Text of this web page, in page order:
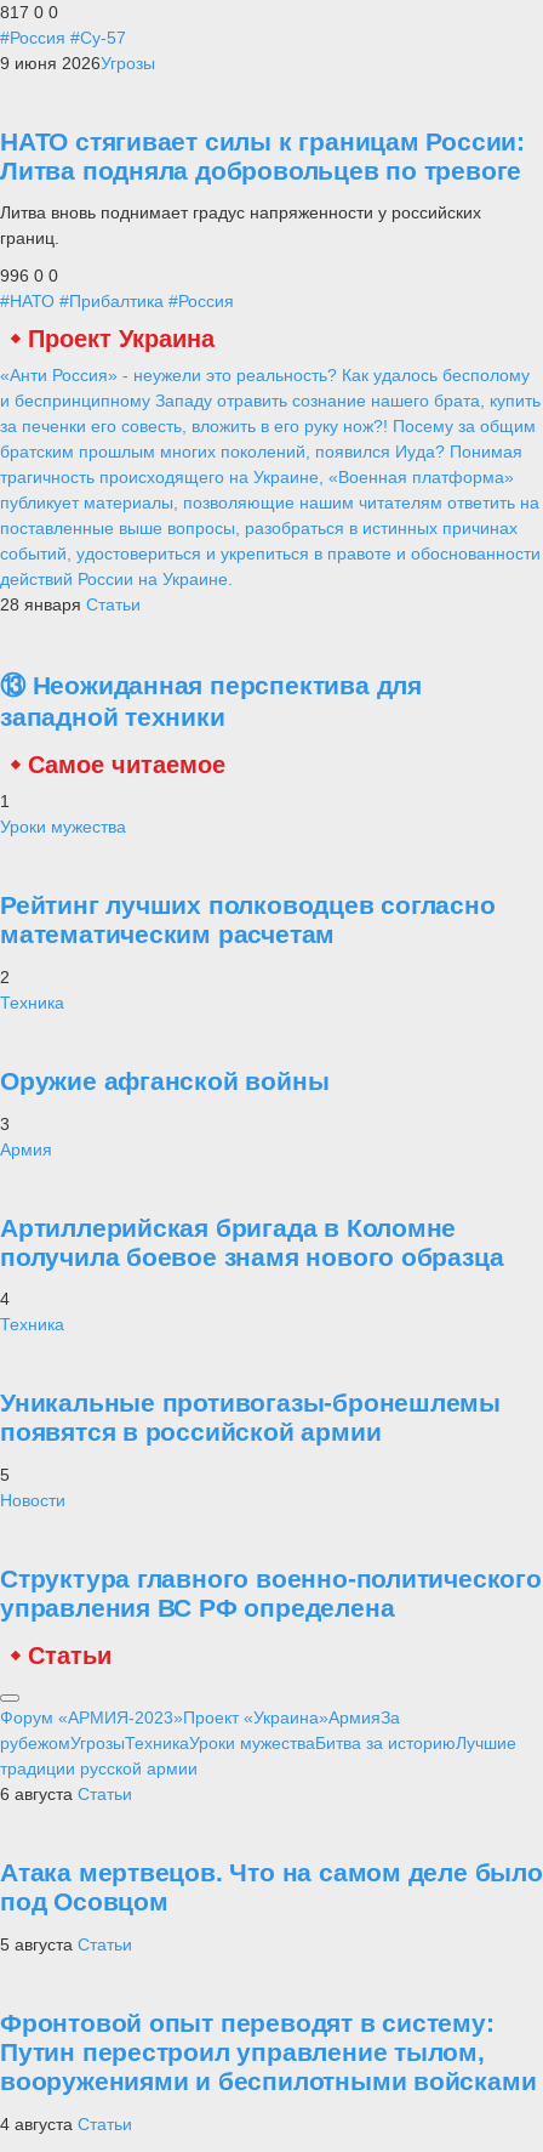
817 0 0
#Россия #Су-57
9 июня 2026Угрозы
НАТО стягивает силы к границам России:
Литва подняла добровольцев по тревоге
Литва вновь поднимает градус напряженности у российских
границ.
996 0 0
#НАТО #Прибалтика #Россия
Проект Украина
«Анти Россия» - неужели это реальность? Как удалось бесполому
и беспринципному Западу отравить сознание нашего брата, купить
за печенки его совесть, вложить в его руку нож?! Посему за общим
братским прошлым многих поколений, появился Иуда? Понимая
трагичность происходящего на Украине, «Военная платформа»
публикует материалы, позволяющие нашим читателям ответить на
поставленные выше вопросы, разобраться в истинных причинах
событий, удостовериться и укрепиться в правоте и обоснованности
действий России на Украине.
28 января Статьи
⑬ Неожиданная перспектива для
западной техники
Самое читаемое
1
Уроки мужества
Рейтинг лучших полководцев согласно
математическим расчетам
2
Техника
Оружие афганской войны
3
Армия
Артиллерийская бригада в Коломне
получила боевое знамя нового образца
4
Техника
Уникальные противогазы-бронешлемы
появятся в российской армии
5
Новости
Структура главного военно-политического
управления ВС РФ определена
Статьи
Форум «АРМИЯ-2023»Проект «Украина»АрмияЗа
рубежомУгрозыТехникаУроки мужестваБитва за историюЛучшие
традиции русской армии
6 августа Статьи
Атака мертвецов. Что на самом деле было
под Осовцом
5 августа Статьи
Фронтовой опыт переводят в систему:
Путин перестроил управление тылом,
вооружениями и беспилотными войсками
4 августа Статьи